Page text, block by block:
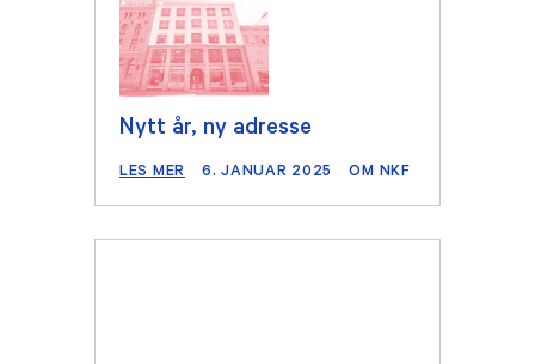
Nytt år, ny adresse
LES MER 6. JANUAR 2025 OM NKF